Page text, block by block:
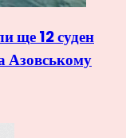
ще 12 суден
Азовському